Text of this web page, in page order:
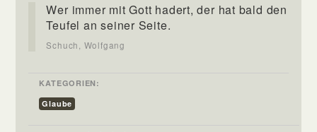
Wer immer mit Gott hadert, der hat bald den
Teufel an seiner Seite.
Schuch, Wolfgang
KATEGORIEN:
Glaube